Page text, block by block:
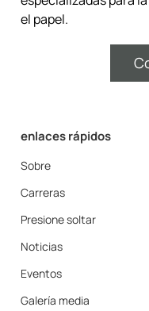
el papel.
enlaces rápidos
Sobre
Carreras
Presione soltar
Noticias
Eventos
Galería media